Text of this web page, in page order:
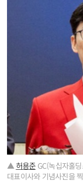
▲허용준 GC(녹십자홀
대표이사와 기념사진을